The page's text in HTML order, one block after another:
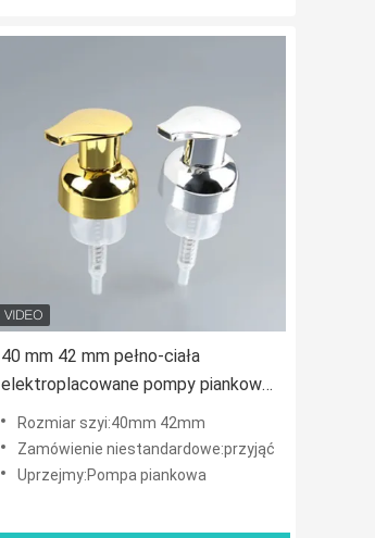
40 mm 42 mm pełno-ciała
elektroplacowane pompy piankowe
z wysoką mocą pianki dla
najwyższej klasy środków
czyszczących twarz
Rozmiar szyi:40mm 42mm
Zamówienie niestandardowe:przyjąć
Uprzejmy:Pompa piankowa